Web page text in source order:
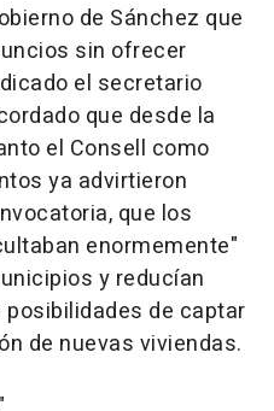
de Sánchez que
sin ofrecer
el secretario
que desde la
el Consell como
ya advirtieron
que los
enormemente"
y reducían
de captar
de nuevas viviendas.